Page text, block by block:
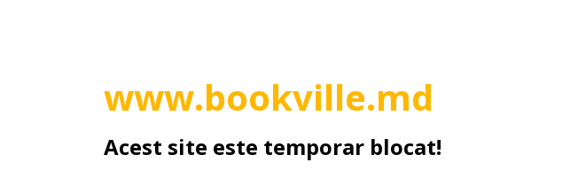
www.bookville.md
Acest site este temporar blocat!